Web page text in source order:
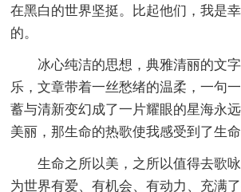
在黑白的世界坚挺。比起他们，我是
的。
冰心纯洁的思想，典雅清丽的文
乐，文章带着一丝愁绪的温柔，一句
蓄与清新变幻成了一片耀眼的星海永
美丽，那生命的热歌使我感受到了生命
生命之所以美，之所以值得去歌
为世界有爱、有机会、有动力、充满